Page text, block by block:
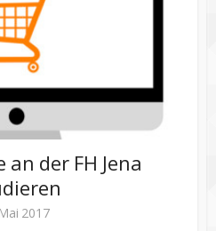
an der FH Jena
2017